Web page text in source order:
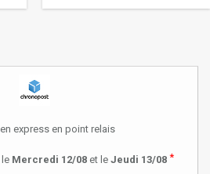
express en point relais
Mercredi 12/08 et le Jeudi 13/08 *